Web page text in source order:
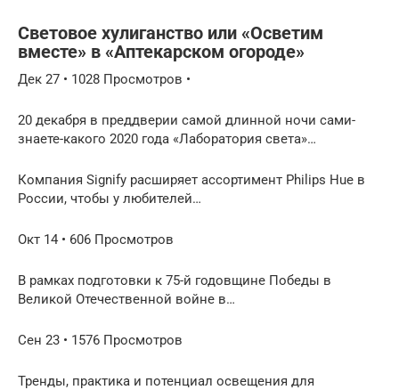
Световое хулиганство или «Осветим
вместе» в «Аптекарском огороде»
Дек 27 • 1028 Просмотров •
20 декабря в преддверии самой длинной ночи сами-
знаете-какого 2020 года «Лаборатория света»…
Компания Signify расширяет ассортимент Philips Hue в
России, чтобы у любителей…
Окт 14 • 606 Просмотров
В рамках подготовки к 75-й годовщине Победы в
Великой Отечественной войне в…
Сен 23 • 1576 Просмотров
Тренды, практика и потенциал освещения для